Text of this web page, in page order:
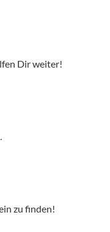
Dir weiter!
zu finden!